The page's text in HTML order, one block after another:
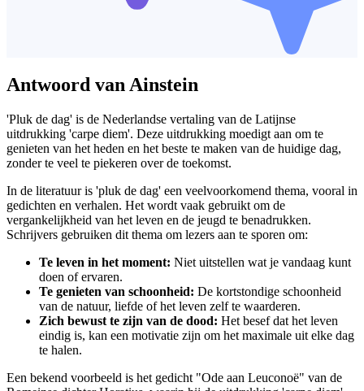
Antwoord van Ainstein
'Pluk de dag' is de Nederlandse vertaling van de Latijnse
uitdrukking 'carpe diem'. Deze uitdrukking moedigt aan om te
genieten van het heden en het beste te maken van de huidige dag,
zonder te veel te piekeren over de toekomst.
In de literatuur is 'pluk de dag' een veelvoorkomend thema, vooral in
gedichten en verhalen. Het wordt vaak gebruikt om de
vergankelijkheid van het leven en de jeugd te benadrukken.
Schrijvers gebruiken dit thema om lezers aan te sporen om:
Te leven in het moment: Niet uitstellen wat je vandaag kunt
doen of ervaren.
Te genieten van schoonheid: De kortstondige schoonheid
van de natuur, liefde of het leven zelf te waarderen.
Zich bewust te zijn van de dood: Het besef dat het leven
eindig is, kan een motivatie zijn om het maximale uit elke dag
te halen.
Een bekend voorbeeld is het gedicht "Ode aan Leuconoë" van de